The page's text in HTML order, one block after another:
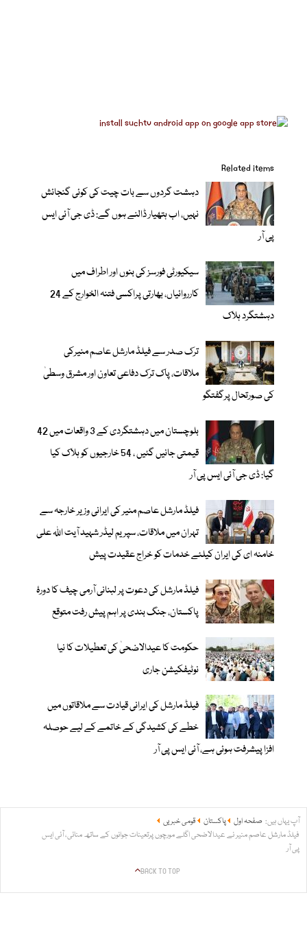
Related items
دہشت گردوں سے بات چیت کی کوئی گنجائش
نہیں، اب ہتھیار ڈالنے ہوں گے: ڈی جی آئی ایس
پی آر
سیکیورٹی فورسز کی بنوں اور اطراف میں
کارروائیاں، بھارتی پراکسی فتنہ الخوارج کے 24
دہشتگرد ہلاک
ترک صدر سے فیلڈ مارشل عاصم منیرکی
ملاقات، پاک ترک دفاعی تعاون اور مشرق وسطیٰ
کی صورتحال پرگفتگو
بلوچستان میں دہشتگردی کے 3 واقعات میں 42
قیمتی جانیں گئیں ، 54 خارجیوں کو ہلاک کیا
گیا: ڈی جی آئی ایس پی آر
فیلڈ مارشل عاصم منیر کی ایرانی وزیر خارجہ سے
تہران میں ملاقات، سپریم لیڈر شہید آیت اللہ علی
خامنہ ای کی ایران کیلئے خدمات کو خراج عقیدت پیش
فیلڈ مارشل کی دعوت پر لبنانی آرمی چیف کا دورۂ
پاکستان، جنگ بندی پر اہم پیش رفت متوقع
حکومت کا عیدالاضحیٰ کی تعطیلات کا نیا
نوٹیفکیشن جاری
فیلڈ مارشل کی ایرانی قیادت سے ملاقاتوں میں
خطے کی کشیدگی کے خاتمے کے لیے حوصلہ
افزا پیشرفت ہوئی ہے، آئی ایس پی آر
آپ یہاں ہیں: صفحہ اول پاکستان
قومی خبریں
فیلڈ مارشل عاصم منیر نے عیدالاضحی اگلے مورچوں پرتعینات جوانوں کے ساتھ منائی، آئی ایس
پی آر
BACK TO TOP